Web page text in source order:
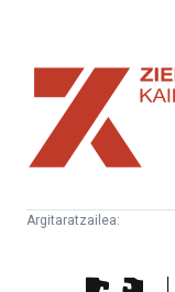
Zientzia
Kaiera
Argitaratzailea:
Zientifikoko